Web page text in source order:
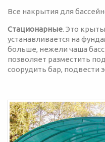
Все накрытия для
Стационарные. Это
устанавливается на
больше, нежели чаша
позволяет разместить
соорудить бар, подвести